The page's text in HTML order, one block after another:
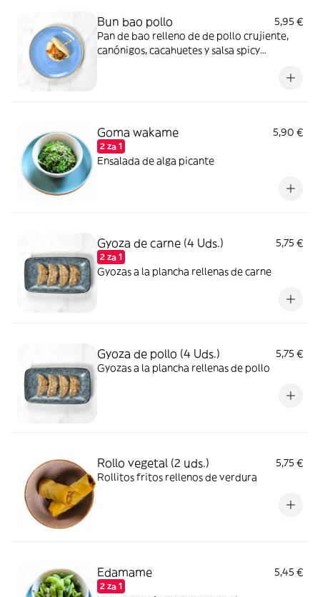
Bun bao pollo
5,95 €
Pan de bao relleno de de pollo crujiente,
canónigos, cacahuetes y salsa spicy
Goma wakame
2 za 1
5,90 €
Ensalada de alga picante
Gyoza de carne (4 Uds.)
2 za 1
5,75 €
Gyozas a la plancha rellenas de carne
Gyoza de pollo (4 Uds.)
5,75 €
Gyozas a la plancha rellenas de pollo
Rollo vegetal (2 uds.)
5,75 €
Rollitos fritos rellenos de verdura
Edamame
2 za 1
5,45 €